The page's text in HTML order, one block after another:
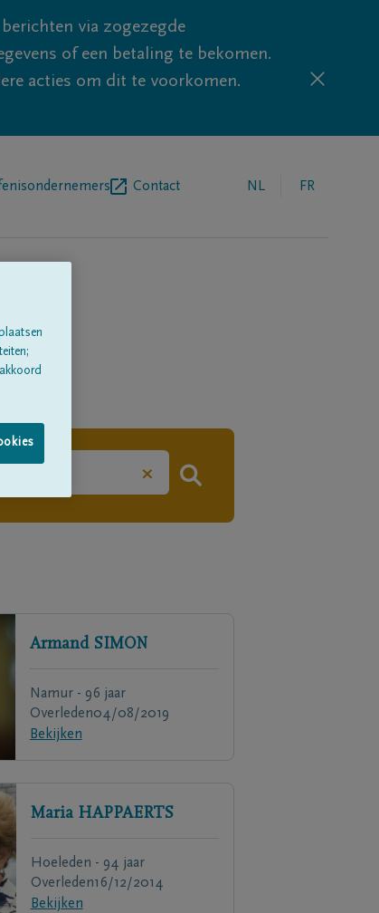
via zogezegde
of een betaling te bekomen.
acties om dit te voorkomen.
Contact NL FR
×
Armand SIMON
Namur - 96 jaar
Overleden04/08/2019
Bekijken
Maria HAPPAERTS
Hoeleden - 94 jaar
Overleden16/12/2014
Bekijken